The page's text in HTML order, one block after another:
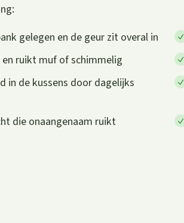
gelegen en de geur zit overal in
ruikt muf of schimmelig
in de kussens door dagelijks
die onaangenaam ruikt